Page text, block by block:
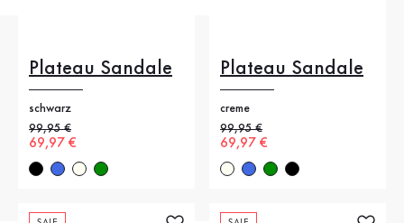
Plateau Sandale
schwarz
Alter Preis
99,95 €
Neuer Preis
69,97 €
Plateau Sandale
creme
Alter Preis
99,95 €
Neuer Preis
69,97 €